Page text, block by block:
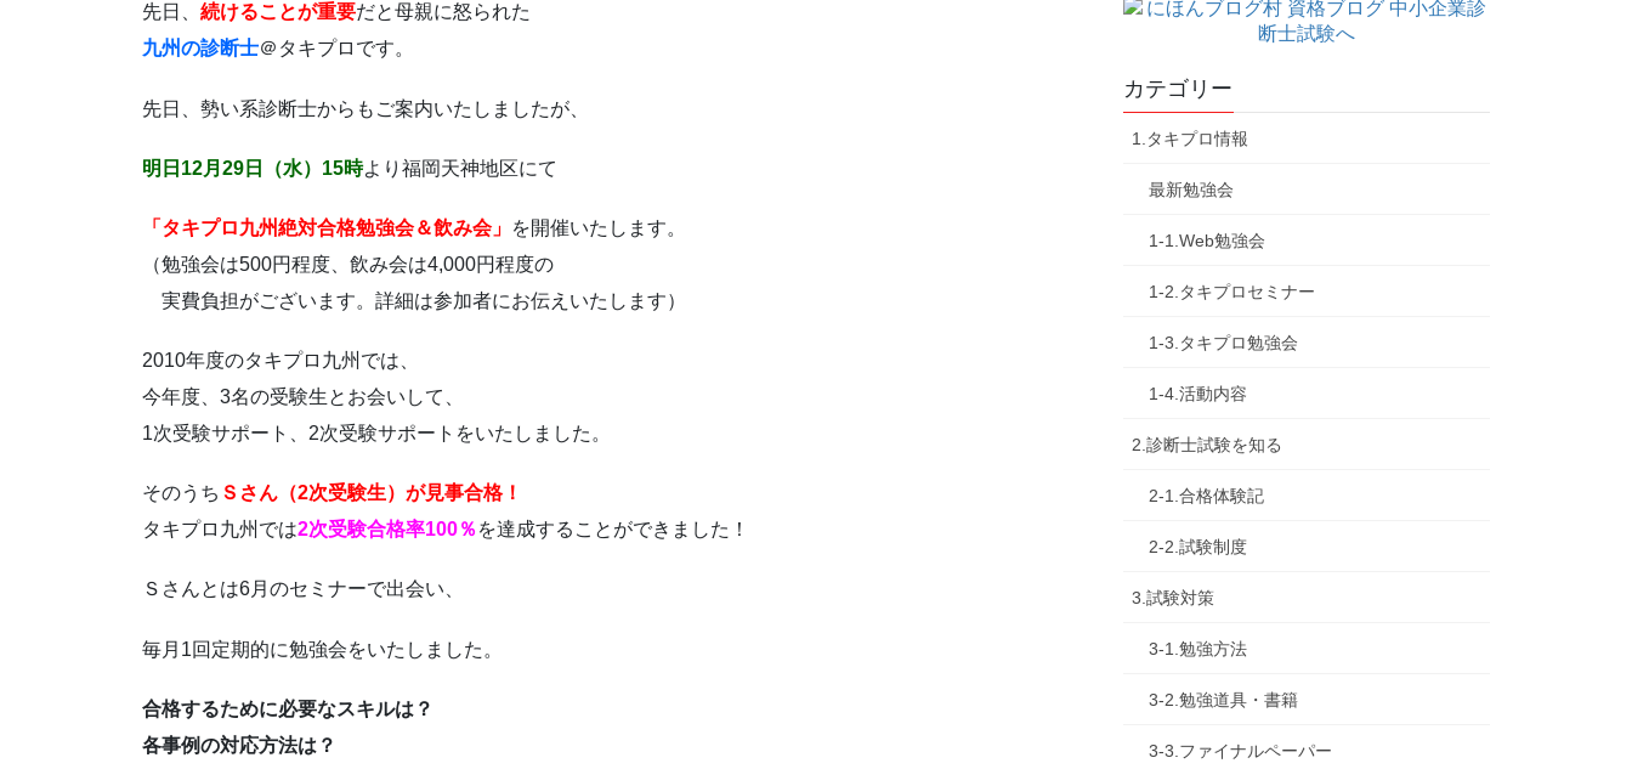
先日、 続けることが重要だと母親に怒られた
九州の診断士＠タキプロです。
先日、勢い系診断士からもご案内いたしましたが、
明日12月29日（水）15時より福岡天神地区にて
「タキプロ九州絶対合格勉強会＆飲み会」 を開催いたします。
（勉強会は500円程度、飲み会は4,000円程度の
実費負担がございます。詳細は参加者にお伝えいたします）
2010年度のタキプロ九州では、
今年度、3名の受験生とお会いして、
1次受験サポート、2次受験サポートをいたしました。
そのうち Ｓさん（2次受験生）が見事合格！
タキプロ九州では2次受験合格率100％ を達成することができました！
Ｓさんとは6月のセミナーで出会い、
毎月1回定期的に勉強会をいたしました。
合格するために必要なスキルは？
各事例の対応方法は？
カテゴリー
1.タキプロ情報
最新勉強会
1-1.Web勉強会
1-2.タキプロセミナー
1-3.タキプロ勉強会
1-4.活動内容
2.診断士試験を知る
2-1.合格体験記
2-2.試験制度
3.試験対策
3-1.勉強方法
3-2.勉強道具・書籍
3-3.ファイナルペーパー